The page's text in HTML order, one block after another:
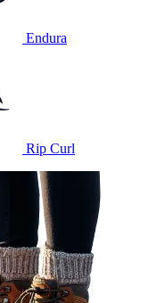
Endura
Rip Curl